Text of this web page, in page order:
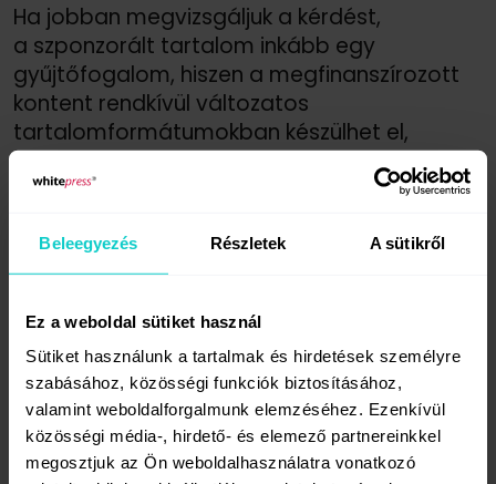
Beleegyezés Részletek A sütikről
Ez a weboldal sütiket használ
Sütiket használunk a tartalmak és hirdetések személyre
szabásához, közösségi funkciók biztosításához,
valamint weboldalforgalmunk elemzéséhez. Ezenkívül
közösségi média-, hirdető- és elemező partnereinkkel
megosztjuk az Ön weboldalhasználatra vonatkozó
Ha jobban megvizsgáljuk a kérdést,
a szponzorált tartalom inkább egy
gyűjtőfogalom, hiszen a megfinanszírozott
kontent rendkívül változatos
tartalomformátumokban készülhet el,
viszont sokoldalúságát és hatékonyságát
bizonyítandó, mindegyik egyedi módon
A különböző formátumok közé tartoznak
filmek és akár listák formájában is. Mindegyik
típus más célokat szolgál és más
platformokra illik, lehetővé téve a márkák
számára azt, hogy a legmegfelelőbb
formátumot válasszák céljaik és közönségük
szerint.